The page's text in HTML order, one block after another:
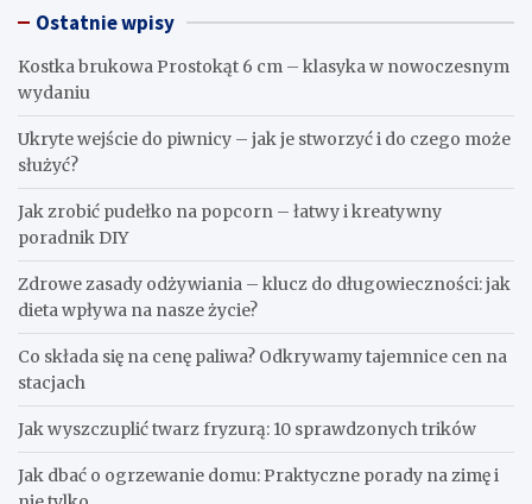
Ostatnie wpisy
Kostka brukowa Prostokąt 6 cm – klasyka w nowoczesnym
wydaniu
Ukryte wejście do piwnicy – jak je stworzyć i do czego może
służyć?
Jak zrobić pudełko na popcorn – łatwy i kreatywny
poradnik DIY
Zdrowe zasady odżywiania – klucz do długowieczności: jak
dieta wpływa na nasze życie?
Co składa się na cenę paliwa? Odkrywamy tajemnice cen na
stacjach
Jak wyszczuplić twarz fryzurą: 10 sprawdzonych trików
Jak dbać o ogrzewanie domu: Praktyczne porady na zimę i